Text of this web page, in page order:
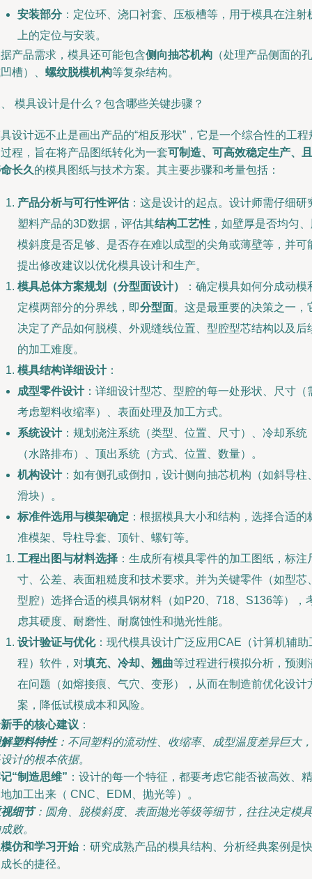
安装部分：定位环、浇口衬套、压板槽等，用于模具在注射
上的定位与安装。
产品需求，模具还可能包含侧向抽芯机构 （处理产品侧面的孔
槽）、 螺纹脱模机构等复杂结构。
模具设计是什么？包含哪些关键步骤？
设计远不止是画出产品的“相反形状”，它是一个综合性的工程
程，旨在将产品图纸转化为一套可制造、可高效稳定生产、且
长久的模具图纸与技术方案。其主要步骤和考量包括：
产品分析与可行性评估：这是设计的起点。设计师需仔细研
塑料产品的3D数据，评估其结构工艺性 ，如壁厚是否均匀
模斜度是否足够、是否存在难以成型的尖角或薄壁等，并可
提出修改建议以优化模具设计和生产。
模具总体方案规划（分型面设计）
：确定模具如何分成动模
定模两部分的分界线，即分型面。这是最重要的决策之一，
决定了产品如何脱模、外观缝线位置、型腔型芯结构以及后
的加工难度。
模具结构详细设计：
成型零件设计：详细设计型芯、型腔的每一处形状、尺寸（
考虑塑料收缩率）、表面处理及加工方式。
系统设计：规划浇注系统（类型、位置、尺寸）、冷却系统
（水路排布）、顶出系统（方式、位置、数量）。
机构设计：如有侧孔或倒扣，设计侧向抽芯机构（如斜导柱
滑块）。
标准件选用与模架确定 ：根据模具大小和结构，选择合适的
准模架、导柱导套、顶针、螺钉等。
工程出图与材料选择 ：生成所有模具零件的加工图纸，标注
寸、公差、表面粗糙度和技术要求。并为关键零件（如型芯
型腔）选择合适的模具钢材料（如P20、718、S136等），
虑其硬度、耐磨性、耐腐蚀性和抛光性能。
设计验证与优化：现代模具设计广泛应用CAE（计算机辅助
程）软件，对填充、冷却、翘曲等过程进行模拟分析，预测
在问题（如熔接痕、气穴、变形），从而在制造前优化设计
案，降低试模成本和风险。
手的核心建议 ：
塑料特性：不同塑料的流动性、收缩率、成型温度差异巨大，
计的根本依据。
“制造思维” ：设计的每一个特征，都要考虑它能否被高效、精
加工出来（ CNC、EDM、抛光等）。
细节：圆角、脱模斜度、表面抛光等级等细节，往往决定模具
败。
仿和学习开始：研究成熟产品的模具结构、分析经典案例是快
长的捷径。